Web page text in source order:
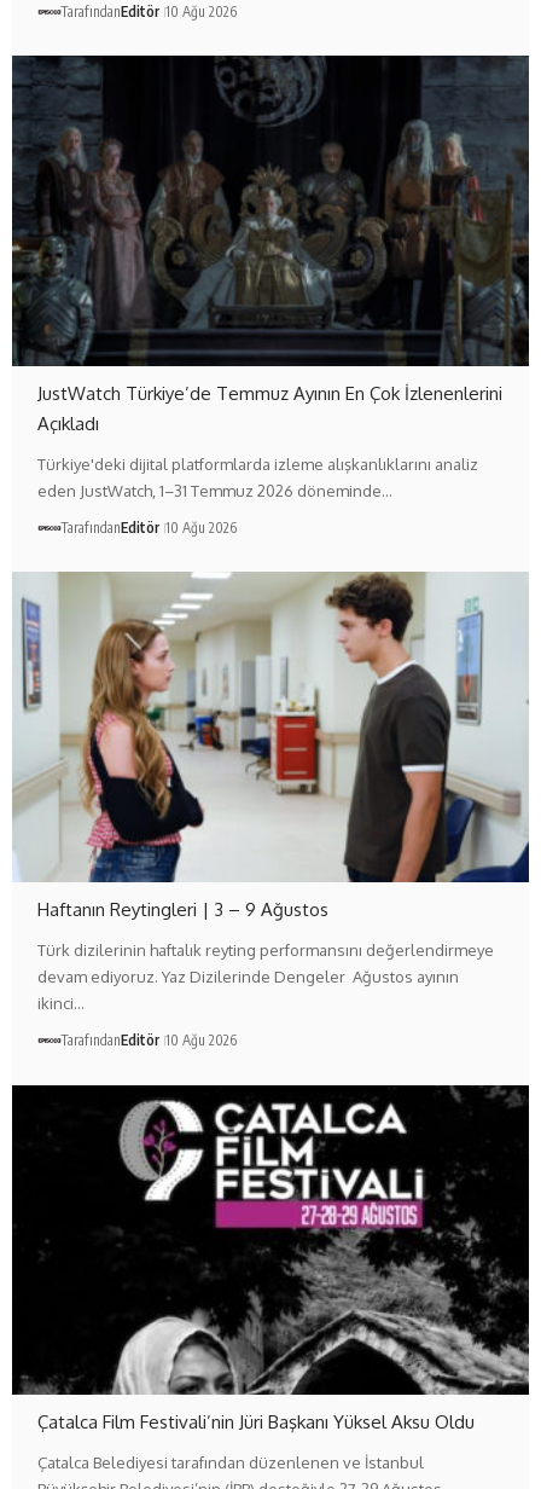
TarafındanEditör 10 Ağu 2026
JustWatch Türkiye’de Temmuz Ayının En Çok İzlenenlerini
Açıkladı
Türkiye'deki dijital platformlarda izleme alışkanlıklarını analiz
eden JustWatch, 1–31 Temmuz 2026 döneminde…
TarafındanEditör 10 Ağu 2026
Haftanın Reytingleri | 3 – 9 Ağustos
Türk dizilerinin haftalık reyting performansını değerlendirmeye
devam ediyoruz. Yaz Dizilerinde Dengeler Ağustos ayının
ikinci…
TarafındanEditör 10 Ağu 2026
Çatalca Film Festivali’nin Jüri Başkanı Yüksel Aksu Oldu
Çatalca Belediyesi tarafından düzenlenen ve İstanbul